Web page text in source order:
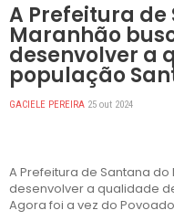
A Prefeitura
Maranhão
desenvolver a
população
GACIELE PEREIRA 25 out 2024
A Prefeitura de Santana
desenvolver a qualidade
Agora foi a vez do